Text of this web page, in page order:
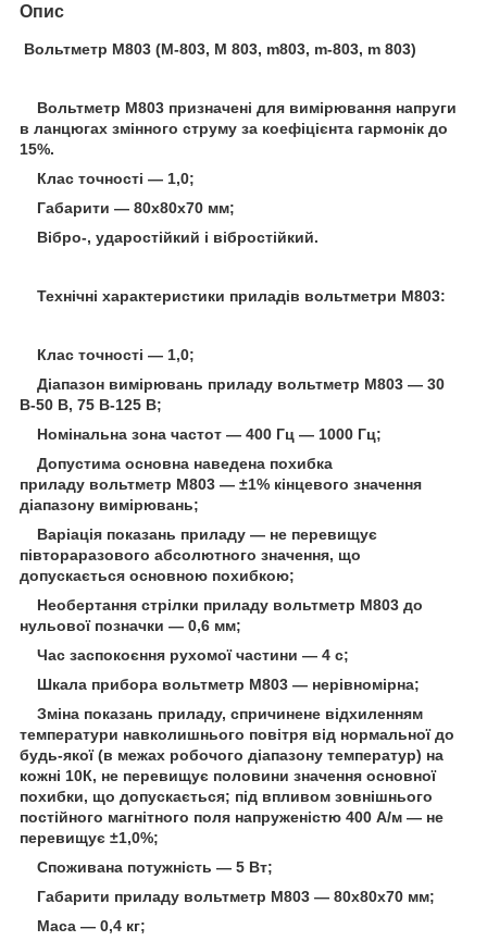
Опис
Вольтметр М803 (М-803, М 803, m803, m-803, m 803)
Вольтметр М803 призначені для вимірювання напруги
в ланцюгах змінного струму за коефіцієнта гармонік до
15%.
Клас точності — 1,0;
Габарити — 80х80х70 мм;
Вібро-, ударостійкий і вібростійкий.
Технічні характеристики приладів вольтметри М803:
Клас точності — 1,0;
Діапазон вимірювань приладу вольтметр М803 — 30
В-50 В, 75 В-125 В;
Номінальна зона частот — 400 Гц — 1000 Гц;
Допустима основна наведена похибка
приладу вольтметр М803 — ±1% кінцевого значення
діапазону вимірювань;
Варіація показань приладу — не перевищує
півтораразового абсолютного значення, що
допускається основною похибкою;
Необертання стрілки приладу вольтметр М803 до
нульової позначки — 0,6 мм;
Час заспокоєння рухомої частини — 4 с;
Шкала прибора вольтметр М803 — нерівномірна;
Зміна показань приладу, спричинене відхиленням
температури навколишнього повітря від нормальної до
будь-якої (в межах робочого діапазону температур) на
кожні 10К, не перевищує половини значення основної
похибки, що допускається; під впливом зовнішнього
постійного магнітного поля напруженістю 400 А/м — не
перевищує ±1,0%;
Споживана потужність — 5 Вт;
Габарити приладу вольтметр М803 — 80х80х70 мм;
Маса — 0,4 кг;